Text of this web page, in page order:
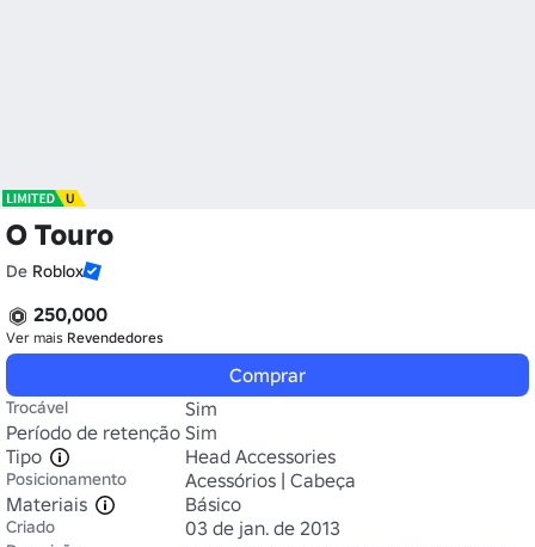
O Touro
De Roblox
250,000
Ver mais Revendedores
Comprar
Trocável
Sim
Período de retenção Sim
Tipo
Head Accessories
Posicionamento
Acessórios | Cabeça
Materiais
Básico
Criado 03 de jan. de 2013